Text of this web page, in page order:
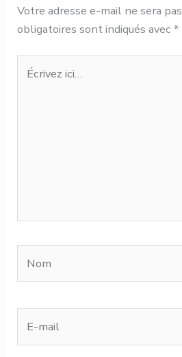
Votre adresse e-mail ne sera
obligatoires sont indiqués avec*
Écrivez
ici…
mail